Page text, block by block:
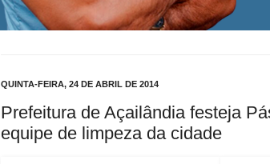
QUINTA-FEIRA, 24 DE ABRIL DE 2014
Prefeitura de Açailândia festeja
equipe de limpeza da cidade